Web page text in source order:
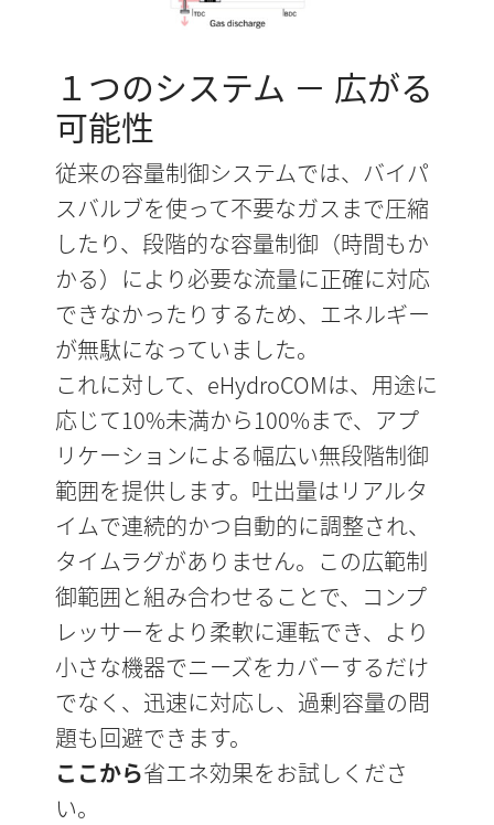
１つのシステム － 広がる
可能性
従来の容量制御システムでは、バイパ
スバルブを使って不要なガスまで圧縮
したり、段階的な容量制御（時間もか
かる）により必要な流量に正確に対応
できなかったりするため、エネルギー
が無駄になっていました。
これに対して、eHydroCOMは、用途に
応じて10%未満から100%まで、アプ
リケーションによる幅広い無段階制御
範囲を提供します。吐出量はリアルタ
イムで連続的かつ自動的に調整され、
タイムラグがありません。この広範制
御範囲と組み合わせることで、コンプ
レッサーをより柔軟に運転でき、より
小さな機器でニーズをカバーするだけ
でなく、迅速に対応し、過剰容量の問
題も回避できます。
ここから省エネ効果をお試しくださ
い。